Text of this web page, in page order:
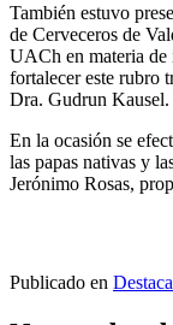
También estuvo
de Cerveceros de
UACh en materia de
fortalecer este rubro
Dra. Gudrun Kausel.
En la ocasión se
las papas nativas y
Jerónimo Rosas,
Publicado en